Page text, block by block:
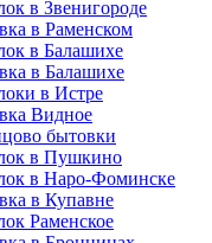
в Звенигороде
в Раменском
в Балашихе
в Балашихе
в Истре
Видное
бытовки
в Пушкино
в Наро-Фоминске
в Купавне
Раменское